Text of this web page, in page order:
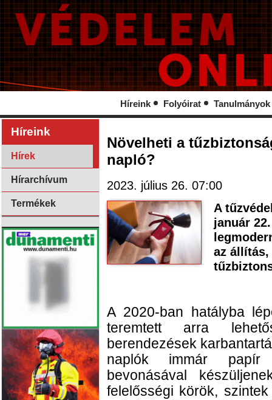
Híreink Folyóirat Tanulmányok
Híreink
Hírek
Hírarchívum
Termékek
Növelheti a
napló?
2023. július 26. 07:00
A
január
az állítás,
A 2020-ban hatályba
teremtett arra
berendezések
naplók immár papír
bevonásával
felelősségi körök,